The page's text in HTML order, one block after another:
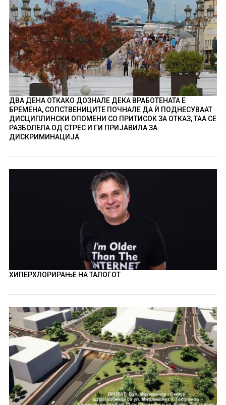
ДВА ДЕНА ОТКАКО ДОЗНАЛЕ ДЕКА ВРАБОТЕНАТА Е
БРЕМЕНА, СОПСТВЕНИЦИТЕ ПОЧНАЛЕ ДА Ѝ ПОДНЕСУВААТ
ДИСЦИПЛИНСКИ ОПОМЕНИ СО ПРИТИСОК ЗА ОТКАЗ, ТАА СЕ
РАЗБОЛЕЛА ОД СТРЕС И ГИ ПРИЈАВИЛА ЗА
ДИСКРИМИНАЦИЈА
ХИПЕРХЛОРИРАЊЕ НА ТАЛОГОТ